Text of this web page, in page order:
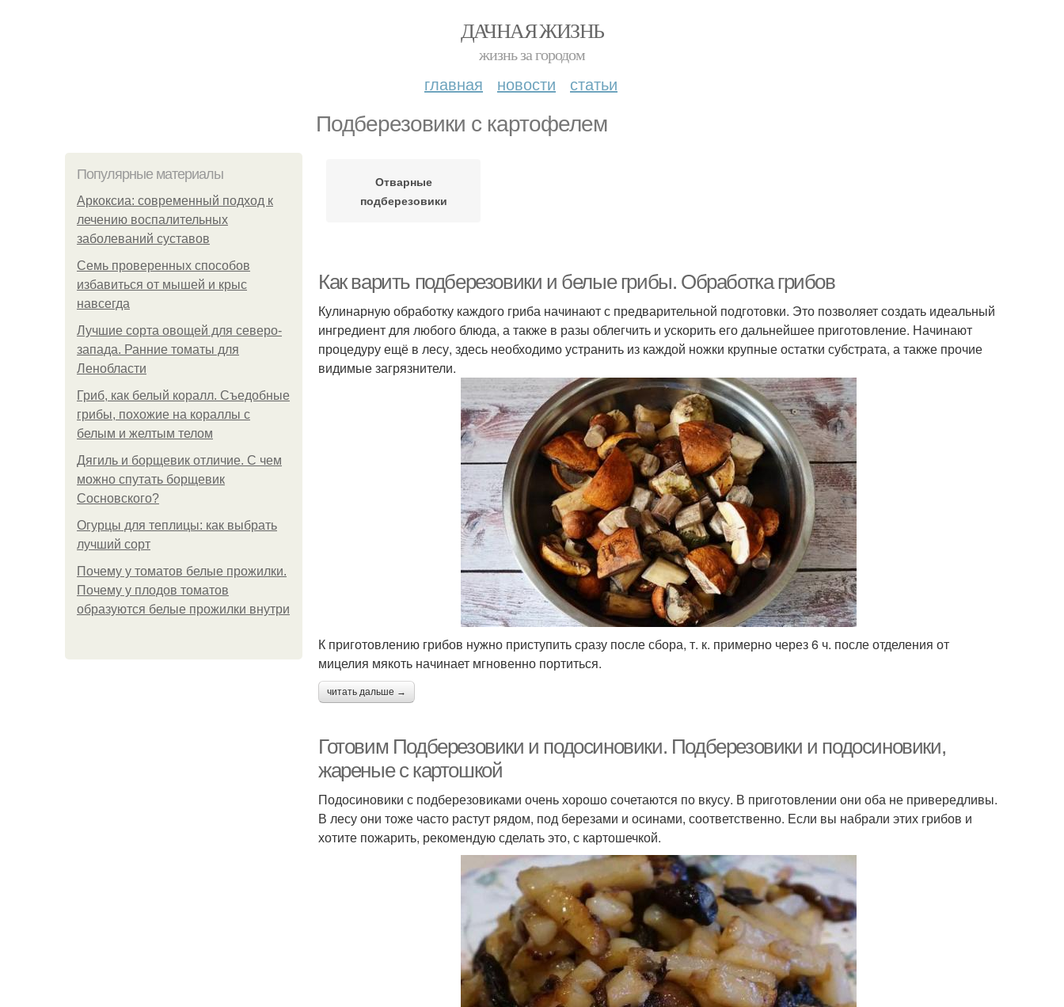
ДАЧНАЯ ЖИЗНЬ
жизнь за городом
главная новости статьи
Подберезовики с картофелем
Популярные материалы
Аркоксиа: современный подход к
лечению воспалительных
заболеваний суставов
Семь проверенных способов
избавиться от мышей и крыс
навсегда
Лучшие сорта овощей для северо-
запада. Ранние томаты для
Ленобласти
Гриб, как белый коралл. Съедобные
грибы, похожие на кораллы с
белым и желтым телом
Дягиль и борщевик отличие. С чем
можно спутать борщевик
Сосновского?
Огурцы для теплицы: как выбрать
лучший сорт
Почему у томатов белые прожилки.
Почему у плодов томатов
образуются белые прожилки внутри
Отварные
подберезовики
Как варить подберезовики и белые грибы. Обработка грибов
Кулинарную обработку каждого гриба начинают с предварительной подготовки. Это позволяет создать идеальный
ингредиент для любого блюда, а также в разы облегчить и ускорить его дальнейшее приготовление. Начинают
процедуру ещё в лесу, здесь необходимо устранить из каждой ножки крупные остатки субстрата, а также прочие
видимые загрязнители.
К приготовлению грибов нужно приступить сразу после сбора, т. к. примерно через 6 ч. после отделения от
мицелия мякоть начинает мгновенно портиться.
читать дальше →
Готовим Подберезовики и подосиновики. Подберезовики и подосиновики,
жареные с картошкой
Подосиновики с подберезовиками очень хорошо сочетаются по вкусу. В приготовлении они оба не привередливы.
В лесу они тоже часто растут рядом, под березами и осинами, соответственно. Если вы набрали этих грибов и
хотите пожарить, рекомендую сделать это, с картошечкой.